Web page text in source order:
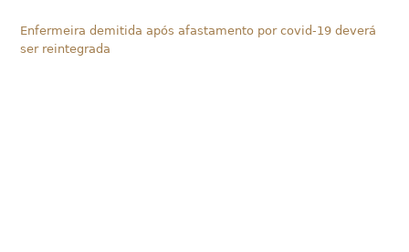
Enfermeira demitida após afastamento por covid-19 deverá
ser reintegrada